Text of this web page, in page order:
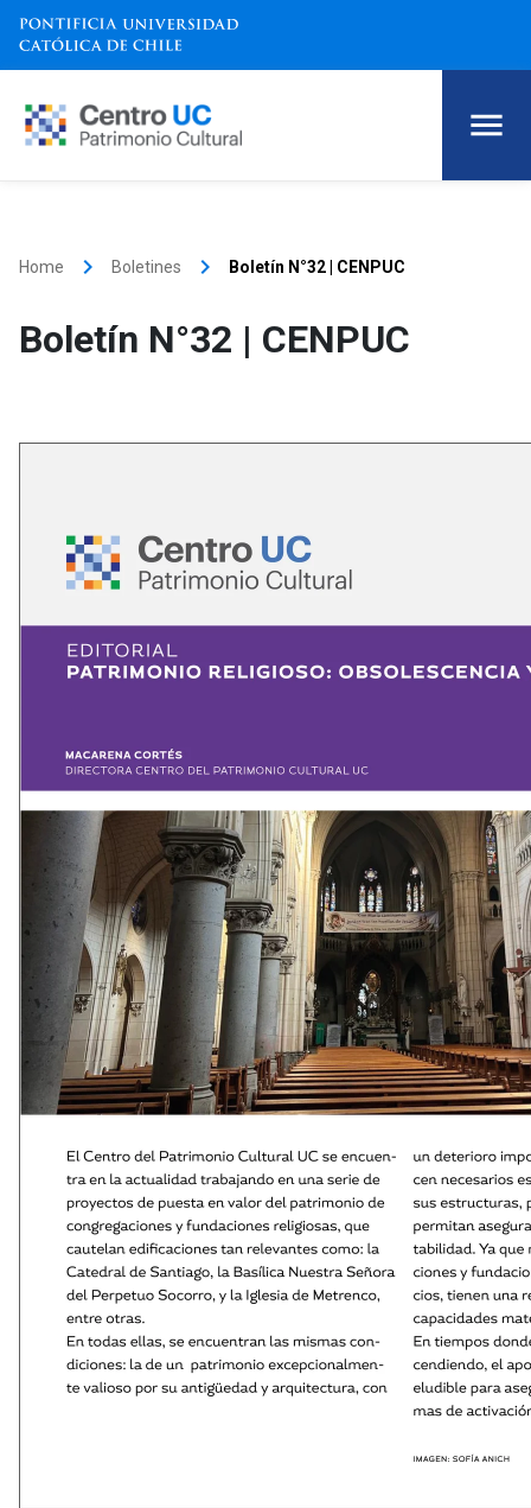
Home keyboard_arrow_right Boletines keyboard_arrow_right Boletín N°32 | CENPUC
Boletín N°32 | CENPUC